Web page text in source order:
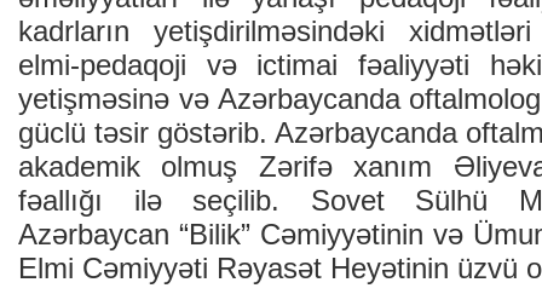
kadrların yetişdirilməsindəki
elmi-pedaqoji və ictimai fəaliyyəti
yetişməsinə və Azərbaycanda
güclü təsir göstərib. Azərbaycanda
akademik olmuş Zərifə xanım
fəallığı ilə seçilib. Sovet Sülhü
Azərbaycan “Bilik” Cəmiyyətinin və
Elmi Cəmiyyəti Rəyasət Heyətinin üzvü